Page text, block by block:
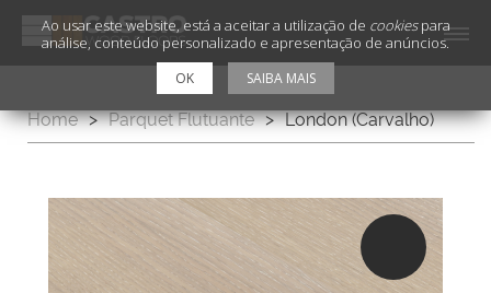
Home > Parquet Flutuante > London (Carvalho)
Ao usar este website, está a aceitar a utilização de cookiespara
análise, conteúdo personalizado e apresentação de anúncios.
OK SAIBA MAIS